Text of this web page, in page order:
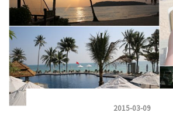
2015-03-09